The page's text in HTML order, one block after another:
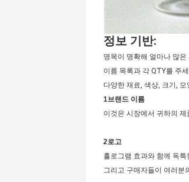
정보 기반:
명목이 명확해 얼마나 많은
이름 목록과 각 QTY를 주
다양한 재료, 색상, 크기,
1브랜드 이름
이것은 시장에서 귀하의
2로고
홀로그램 효과와 함께 독
그리고 구매자들이 여러분